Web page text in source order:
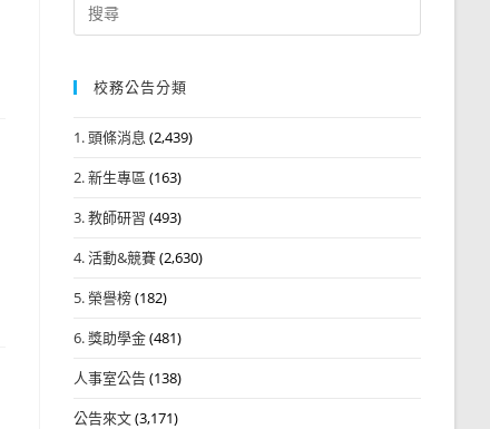
for:
校務公告分類
1. 頭條消息 (2,439)
2. 新生專區 (163)
3. 教師研習 (493)
4. 活動&競賽(2,630)
5. 榮譽榜(182)
6. 獎助學金(481)
人事室公告(138)
公告來文(3,171)